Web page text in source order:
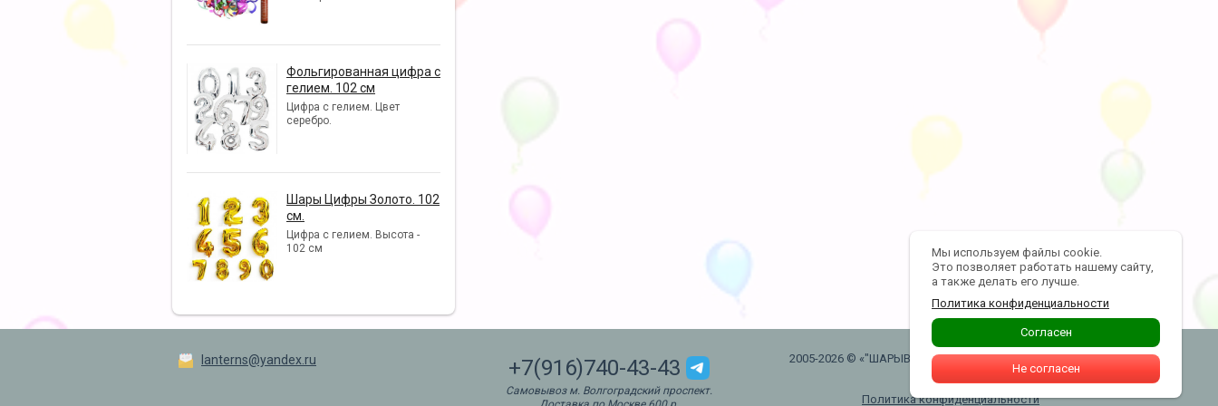
Фольгированная цифра с
гелием. 102 см
Цифра с гелием. Цвет
серебро.
Шары Цифры Золото. 102
см.
Цифра с гелием. Высота -
102 см
lanterns@yandex.ru
2005-2026 © «"ШАРЫВАУ" воздушные шары .
Москва. Таганская»
Политика конфиденциальности
+7(916)740-43-43
Самовывоз м. Волгоградский проспект.
Мы используем файлы cookie.
Это позволяет работать нашему сайту,
а также делать его лучше.
Политика конфиденциальности
Согласен
Не согласен